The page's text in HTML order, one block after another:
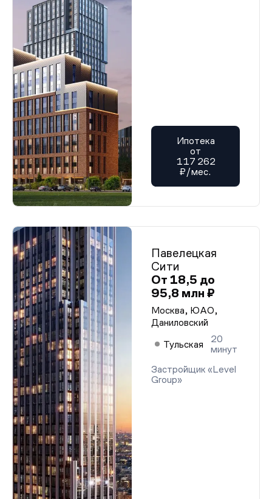
Ипотека
от
117 262
₽/мес.
Павелецкая
Сити
От 18,5 до
95,8 млн ₽
Москва, ЮАО,
Даниловский
Тульская
20
минут
Застройщик «Level
Group»